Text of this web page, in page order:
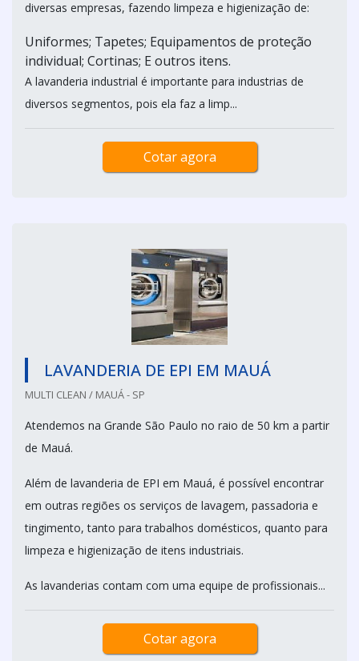
diversas empresas, fazendo limpeza e higienização de:
Uniformes; Tapetes; Equipamentos de proteção
individual; Cortinas; E outros itens.
A lavanderia industrial é importante para industrias de
diversos segmentos, pois ela faz a limp...
Cotar agora
LAVANDERIA DE EPI EM MAUÁ
MULTI CLEAN / MAUÁ - SP
Atendemos na Grande São Paulo no raio de 50 km a partir
de Mauá.
Além de lavanderia de EPI em Mauá, é possível encontrar
em outras regiões os serviços de lavagem, passadoria e
tingimento, tanto para trabalhos domésticos, quanto para
limpeza e higienização de itens industriais.
As lavanderias contam com uma equipe de profissionais...
Cotar agora